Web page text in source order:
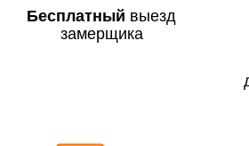
Сборка по Москве в будние дни
Бесплатный выезд
замерщика